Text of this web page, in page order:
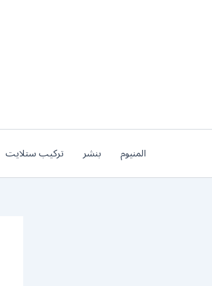
المنيوم بنشر تركيب ستلايت